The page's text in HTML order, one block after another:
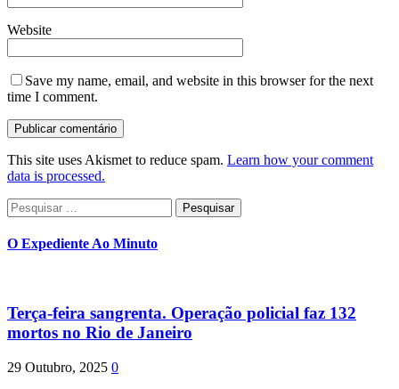
Website
Save my name, email, and website in this browser for the next
time I comment.
This site uses Akismet to reduce spam. Learn how your comment
data is processed.
Pesquisar
por:
O Expediente Ao Minuto
Terça-feira sangrenta. Operação policial faz 132
mortos no Rio de Janeiro
29 Outubro, 2025 0